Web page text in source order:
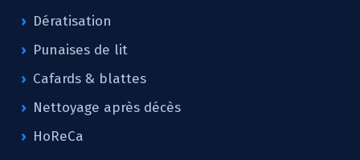
Dératisation
Punaises de lit
Cafards & blattes
Nettoyage après décès
HoReCa